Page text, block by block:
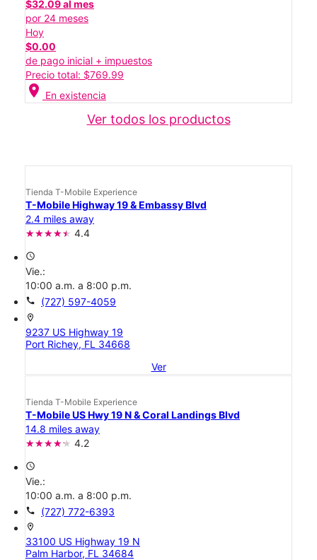
$32.09 al mes
por 24 meses
Hoy
$0.00
de pago inicial + impuestos
Precio total: $769.99
location_on En existencia
Ver todos los productos
Tienda T-Mobile Experience
T-Mobile Highway 19 & Embassy Blvd
2.4 miles away
4.4
access_time
Vie.:
10:00 a.m. a 8:00 p.m.
call (727) 597-4059
location_on
9237 US Highway 19
Port Richey, FL 34668
Ver
Tienda T-Mobile Experience
T-Mobile US Hwy 19 N & Coral Landings Blvd
14.8 miles away
4.2
access_time
Vie.:
10:00 a.m. a 8:00 p.m.
call (727) 772-6393
location_on
33100 US Highway 19 N
Palm Harbor, FL 34684